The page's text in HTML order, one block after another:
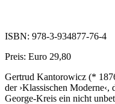
ISBN: 978-3-934877-76-4
Preis: Euro 29,80
Gertrud Kantorowicz (*
der ›Klassischen
George-Kreis ein nicht